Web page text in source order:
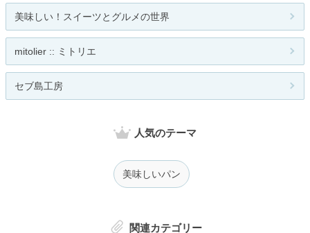
美味しい！スイーツとグルメの世界
mitolier :: ミトリエ
セブ島工房
人気のテーマ
美味しいパン
関連カテゴリー